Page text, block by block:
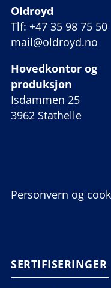
Oldroyd
Tlf: +47 35 98 75 50
mail@oldroyd.no
Hovedkontor og
produksjon
Isdammen 25
3962 Stathelle
Personvern og
SERTIFISERINGER